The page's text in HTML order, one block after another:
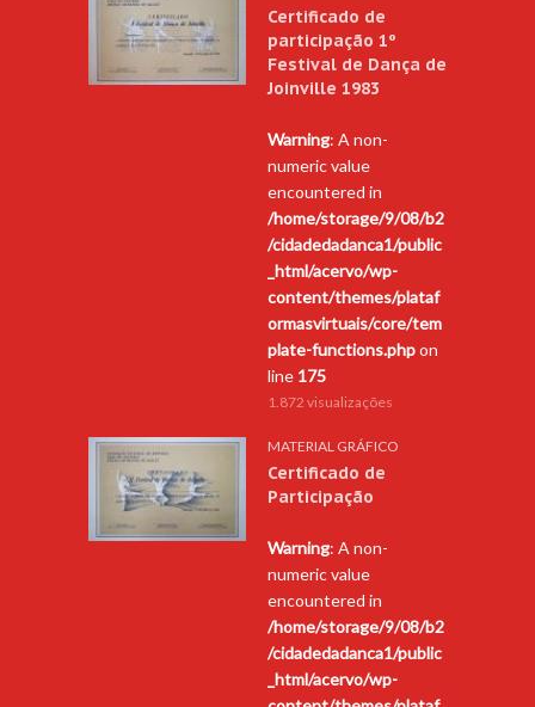
Certificado de
participação 1º
Festival de Dança de
Joinville 1983
Warning: A non-
numeric value
encountered in
/home/storage/9/08/b2
/cidadedadanca1/public
_html/acervo/wp-
content/themes/plataf
ormasvirtuais/core/tem
plate-functions.phpon
line 175
1.872 visualizações
MATERIAL GRÁFICO
Certificado de
Participação
Warning: A non-
numeric value
encountered in
/home/storage/9/08/b2
/cidadedadanca1/public
_html/acervo/wp-